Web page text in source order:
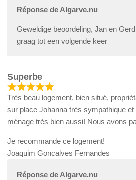
Réponse de Algarve.nu
Geweldige beoordeling, Jan en
graag tot een volgende keer
Superbe
Très beau logement, bien situé,
sur place Johanna très sympathique
ménage très bien aussi! Nous avons
Je recommande ce logement!
Joaquim Goncalves Fernandes
Réponse de Algarve.nu